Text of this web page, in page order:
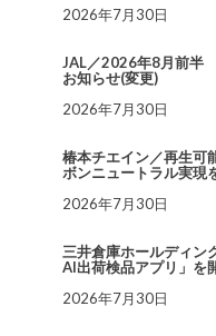
2026年7月30日
JAL／2026年8月前半
お知らせ(変更)
2026年7月30日
椿本チエイン／再生可
ボンニュートラル実現
2026年7月30日
三井倉庫ホールディン
AI出荷検品アプリ」を
2026年7月30日